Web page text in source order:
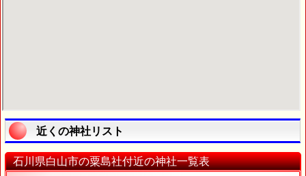
近くの神社リスト
石川県白山市の粟島社付近の神社一覧表